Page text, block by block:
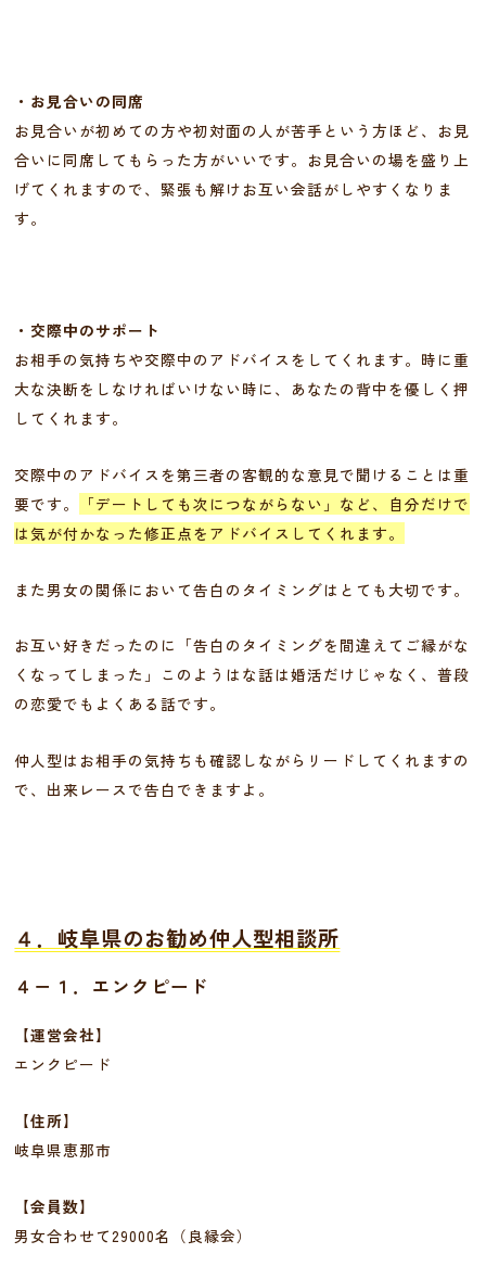
・お見合いの同席
お見合いが初めての方や初対面の人が苦手という方ほど、お見
合いに同席してもらった方がいいです。お見合いの場を盛り上
げてくれますので、緊張も解けお互い会話がしやすくなりま
す。
・交際中のサポート
お相手の気持ちや交際中のアドバイスをしてくれます。時に重
大な決断をしなければいけない時に、あなたの背中を優しく押
してくれます。
交際中のアドバイスを第三者の客観的な意見で聞けることは重
要です。
「デートしても次につながらない」など、自分だけで
は気が付かなった修正点をアドバイスしてくれます。
また男女の関係において告白のタイミングはとても大切です。
お互い好きだったのに「告白のタイミングを間違えてご縁がな
くなってしまった」このようはな話は婚活だけじゃなく、普段
の恋愛でもよくある話です。
仲人型はお相手の気持ちも確認しながらリードしてくれますの
で、出来レースで告白できますよ。
４．岐阜県のお勧め仲人型相談所
４－１．エンクピード
【運営会社】
エンクピード
【住所】
岐阜県恵那市
【会員数】
男女合わせて29000名（良縁会）